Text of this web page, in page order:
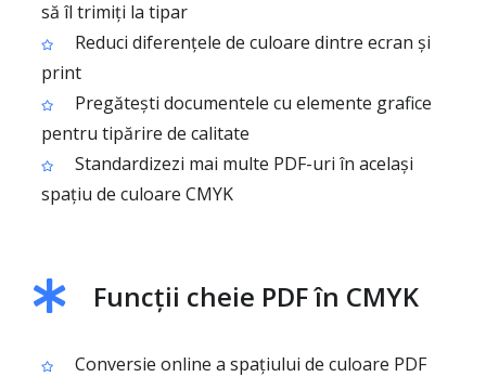
să îl trimiți la tipar
Reduci diferențele de culoare dintre ecran și
print
Pregătești documentele cu elemente grafice
pentru tipărire de calitate
Standardizezi mai multe PDF-uri în același
spațiu de culoare CMYK
Funcții cheie PDF în CMYK
Conversie online a spațiului de culoare PDF